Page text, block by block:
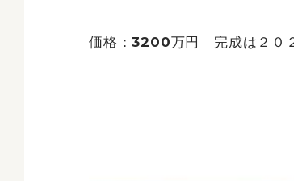
価格：3200万円 完成は２０